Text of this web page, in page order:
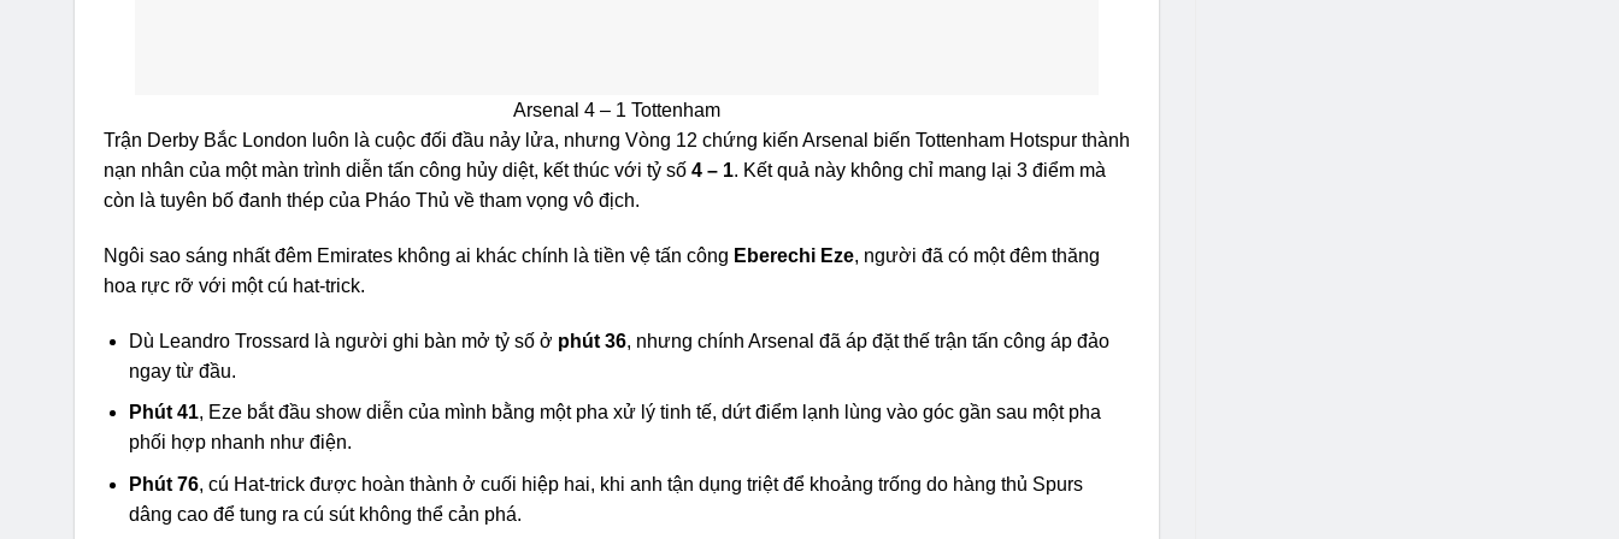
Arsenal 4 – 1 Tottenham
Trận Derby Bắc London luôn là cuộc đối đầu nảy lửa, nhưng Vòng 12 chứng kiến Arsenal biến Tottenham Hotspur thành
nạn nhân của một màn trình diễn tấn công hủy diệt, kết thúc với tỷ số 4 – 1. Kết quả này không chỉ mang lại 3 điểm mà
còn là tuyên bố đanh thép của Pháo Thủ về tham vọng vô địch.
Ngôi sao sáng nhất đêm Emirates không ai khác chính là tiền vệ tấn công Eberechi Eze, người đã có một đêm thăng
hoa rực rỡ với một cú hat-trick.
Dù Leandro Trossard là người ghi bàn mở tỷ số ở phút 36, nhưng chính Arsenal đã áp đặt thế trận tấn công áp đảo
ngay từ đầu.
Phút 41, Eze bắt đầu show diễn của mình bằng một pha xử lý tinh tế, dứt điểm lạnh lùng vào góc gần sau một pha
phối hợp nhanh như điện.
Phút 76, cú Hat-trick được hoàn thành ở cuối hiệp hai, khi anh tận dụng triệt để khoảng trống do hàng thủ Spurs
dâng cao để tung ra cú sút không thể cản phá.